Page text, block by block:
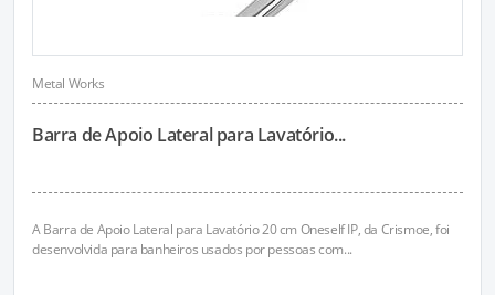
Metal Works
Barra de Apoio Lateral para Lavatório...
A Barra de Apoio Lateral para Lavatório 20 cm Oneself IP, da Crismoe, foi
desenvolvida para banheiros usados por pessoas com...